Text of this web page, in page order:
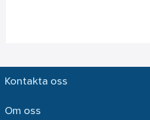
Kontakta oss
Om oss